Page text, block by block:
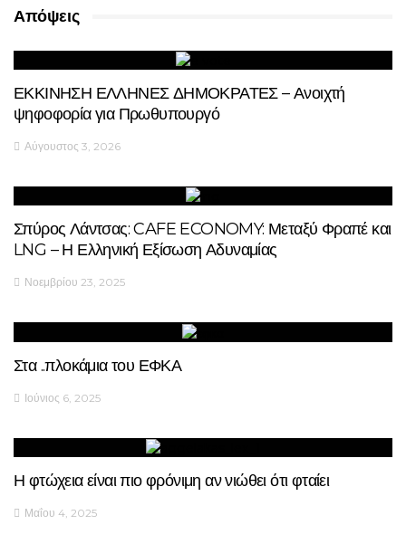
Απόψεις
ΕΚΚΙΝΗΣΗ ΕΛΛΗΝΕΣ ΔΗΜΟΚΡΑΤΕΣ – Ανοιχτή
ψηφοφορία για Πρωθυπουργό
Αύγουστος 3, 2026
Σπύρος Λάντσας: CAFE ECONOMY: Μεταξύ Φραπέ και
LNG – Η Ελληνική Εξίσωση Αδυναμίας
Νοεμβρίου 23, 2025
Στα ..πλοκάμια του ΕΦΚΑ
Ιούνιος 6, 2025
Η φτώχεια είναι πιο φρόνιμη αν νιώθει ότι φταίει
Μαΐου 4, 2025